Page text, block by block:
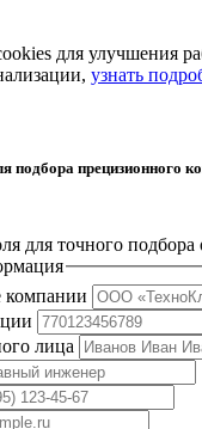
для улучшения
узнать
подбора прецизионного
для точного подбора
компании
лица